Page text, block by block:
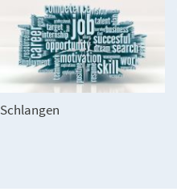
Schlangen